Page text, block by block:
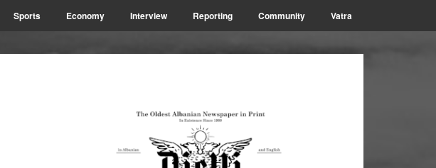
Sports Economy Interview Reporting Community Vatra